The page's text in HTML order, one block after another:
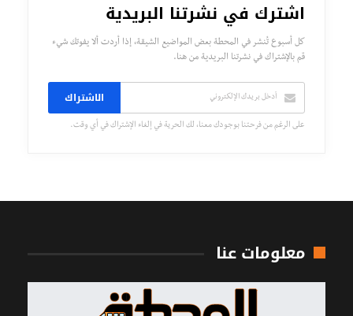
اشترك في نشرتنا البريدية
كل أسبوع تُنشر في المحطة بعض المواضيع الشيقة، إذا أردت ألا يفوتك شيء
قم بالإشتراك في نشرتنا البريدية من هنا.
الاشتراك
على الرغم من فرحتنا بوجودك معنا، لك الحرية في إلغاء الإشتراك في أي وقت.
معلومات عنا